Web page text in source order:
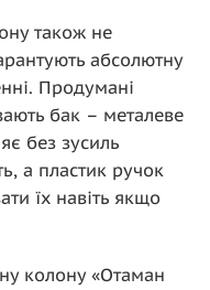
також не
абсолютну
Продумані
бак – металеве
без зусиль
а пластик ручок
їх навіть якщо
колону «Отаман